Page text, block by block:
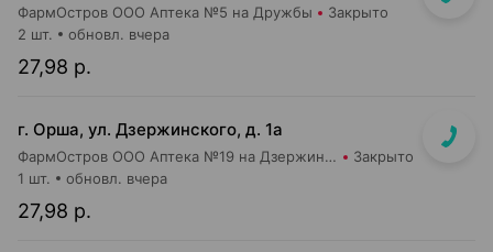
ФармОстров ООО Аптека №5 на Дружбы Закрыто
27,98 р.
2 шт. обновл. вчера
г. Орша, ул. Дзержинского, д. 1а
ФармОстров ООО Аптека №19 на Дзержинского Закрыто
27,98 р.
1 шт. обновл. вчера